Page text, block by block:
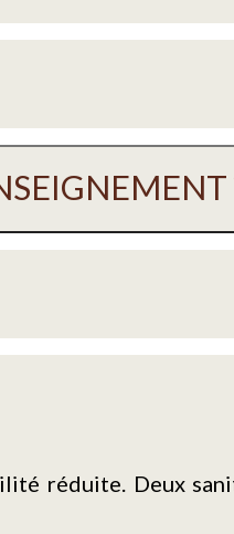
réduite. Deux